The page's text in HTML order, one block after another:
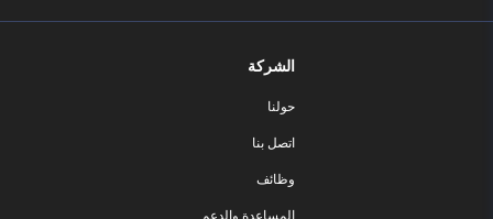
الشركة
حولنا
اتصل بنا
وظائف
المساعدة والدعم